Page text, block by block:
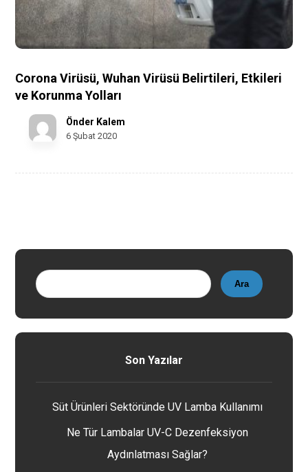
Corona Virüsü, Wuhan Virüsü Belirtileri, Etkileri
ve Korunma Yolları
Önder Kalem
6 Şubat 2020
Ara
Son Yazılar
Süt Ürünleri Sektöründe UV Lamba Kullanımı
Ne Tür Lambalar UV-C Dezenfeksiyon
Aydınlatması Sağlar?